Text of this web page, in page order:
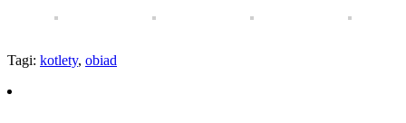
Tagi: kotlety, obiad